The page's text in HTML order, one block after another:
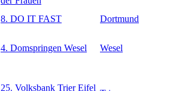
8. DO IT FAST Dortmund
4. Domspringen Wesel Wesel
25. Volksbank Trier Eifel